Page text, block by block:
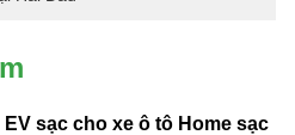
sạc cho xe ô tô Home sạc